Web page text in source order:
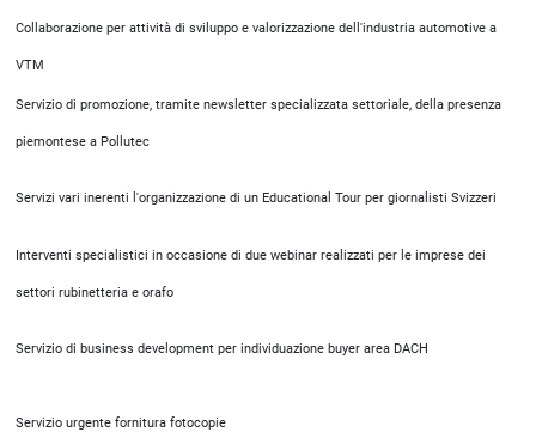
Collaborazione per attività di sviluppo e valorizzazione dell'industria automotive a
VTM
Servizio di promozione, tramite newsletter specializzata settoriale, della presenza
piemontese a Pollutec
Servizi vari inerenti l'organizzazione di un Educational Tour per giornalisti Svizzeri
Interventi specialistici in occasione di due webinar realizzati per le imprese dei
settori rubinetteria e orafo
Servizio di business development per individuazione buyer area DACH
Servizio urgente fornitura fotocopie